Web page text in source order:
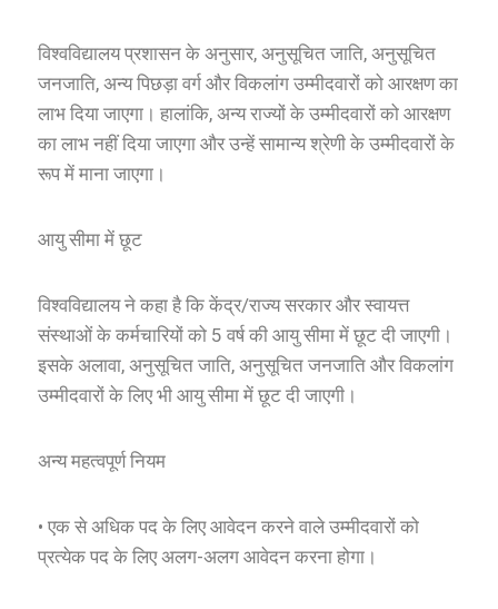
विश्वविद्यालय प्रशासन के अनुसार, अनुसूचित जाति, अनुसूचित
जनजाति, अन्य पिछड़ा वर्ग और विकलांग उम्मीदवारों को आरक्षण का
लाभ दिया जाएगा। हालांकि, अन्य राज्यों के उम्मीदवारों को आरक्षण
का लाभ नहीं दिया जाएगा और उन्हें सामान्य श्रेणी के उम्मीदवारों के
रूप में माना जाएगा।
आयु सीमा में छूट
विश्वविद्यालय ने कहा है कि केंद्र/राज्य सरकार और स्वायत्त
संस्थाओं के कर्मचारियों को 5 वर्ष की आयु सीमा में छूट दी जाएगी।
इसके अलावा, अनुसूचित जाति, अनुसूचित जनजाति और विकलांग
उम्मीदवारों के लिए भी आयु सीमा में छूट दी जाएगी।
अन्य महत्वपूर्ण नियम
• एक से अधिक पद के लिए आवेदन करने वाले उम्मीदवारों को
प्रत्येक पद के लिए अलग-अलग आवेदन करना होगा।